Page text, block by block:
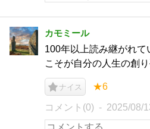
カモミール
100年以上読み継がれ
こそが自分の人生の創り
ナイス ★6
コメント(0) 2025/08/